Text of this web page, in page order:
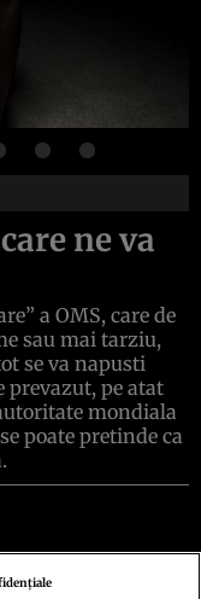
ne va
a OMS, care de
sau mai tarziu,
se va napusti
prevazut, pe atat
mondiala
poate pretinde ca